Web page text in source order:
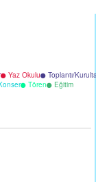
Yaz Okulu
Toplantı/
Tören
Eğitim